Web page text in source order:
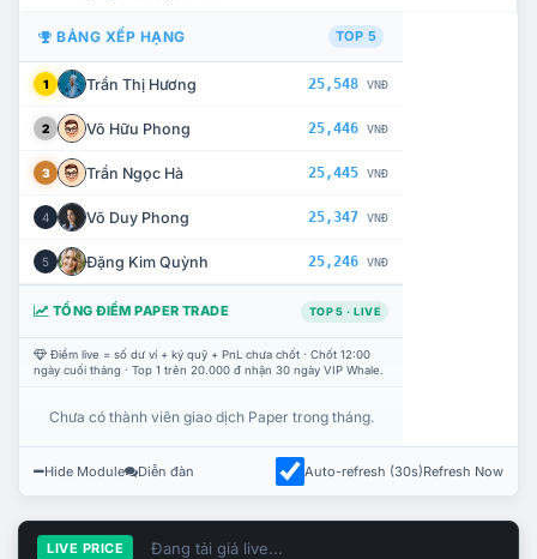
BẢNG XẾP HẠNG TOP 5
1 Trần Thị Hương 25,548 VNĐ
2 Võ Hữu Phong 25,446 VNĐ
3 Trần Ngọc Hà 25,445 VNĐ
4 Võ Duy Phong 25,347 VNĐ
5 Đặng Kim Quỳnh 25,246 VNĐ
TỔNG ĐIỂM PAPER TRADE TOP 5 · LIVE
Điểm live = số dư ví + ký quỹ + PnL chưa chốt · Chốt 12:00
ngày cuối tháng · Top 1 trên 20.000 đ nhận 30 ngày VIP Whale.
Chưa có thành viên giao dịch Paper trong tháng.
Hide Module Diễn đàn Auto-refresh (30s)Refresh Now
LIVE PRICE Đang tải giá live...